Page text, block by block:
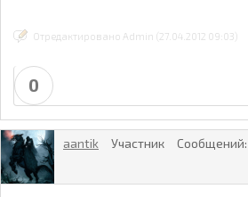
Отредактировано Admin (27.04.2012 09:03)
0
aantik Участник Сообщений: